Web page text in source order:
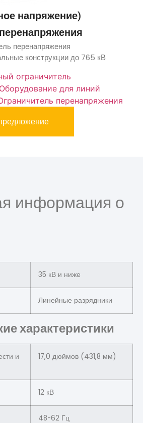
напряжение)
перенапряжения
конструкции до 765 кВ
ограничитель
Оборудование для линий
перенапряжения
информация о
35 кВ и ниже
Линейные разрядники
характеристики
и
17,0 дюймов (431,8 мм)
12 кВ
48-62 Гц